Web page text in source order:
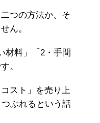
つの方法か、そ
ん。
材料」「2・手間
。
スト」を売り上
ぶれるという話